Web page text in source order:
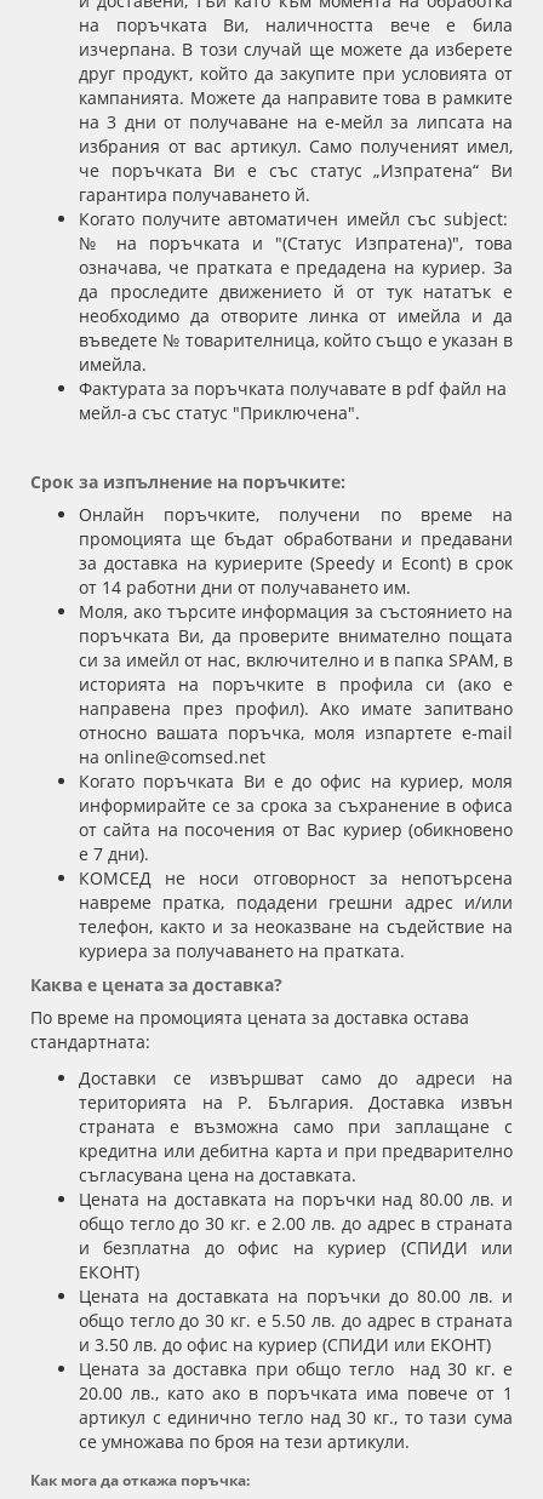
на поръчката Ви, наличността вече е била
изчерпана. В този случай ще можете да изберете
друг продукт, който да закупите при условията от
кампанията. Можете да направите това в рамките
на 3 дни от получаване на е-мейл за липсата на
избрания от вас артикул. Само полученият имел,
че поръчката Ви е със статус „Изпратена“ Ви
гарантира получаването й.
Когато получите автоматичен имейл със subject:
№ на поръчката и "(Статус Изпратена)", това
означава, че пратката е предадена на куриер. За
да проследите движението й от тук нататък е
необходимо да отворите линка от имейла и да
въведете № товарителница, който също е указан в
имейла.
Фактурата за поръчката получавате в pdf файл на
мейл-а със статус "Приключена".
Срок за изпълнение на поръчките:
Онлайн поръчките, получени по време на
промоцията ще бъдат обработвани и предавани
за доставка на куриерите (Speedy и Econt) в срок
от 14 работни дни от получаването им.
Моля, ако търсите информация за състоянието на
поръчката Ви, да проверите внимателно пощата
си за имейл от нас, включително и в папка SPAM, в
историята на поръчките в профила си (ако е
направена през профил). Ако имате запитвано
относно вашата поръчка, моля изпартете e-mail
на online@comsed.net
Когато поръчката Ви е до офис на куриер, моля
информирайте се за срока за съхранение в офиса
от сайта на посочения от Вас куриер (обикновено
е 7 дни).
КОМСЕД не носи отговорност за непотърсена
навреме пратка, подадени грешни адрес и/или
телефон, както и за неоказване на съдействие на
куриера за получаването на пратката.
Каква е цената за доставка?
По време на промоцията цената за доставка остава
стандартната:
Доставки се извършват само до адреси на
територията на Р. България. Доставка извън
страната е възможна само при заплащане с
кредитна или дебитна карта и при предварително
съгласувана цена на доставката.
Цената на доставката на поръчки над 80.00 лв. и
общо тегло до 30 кг. е 2.00 лв. до адрес в страната
и безплатна до офис на куриер (СПИДИ или
ЕКОНТ)
Цената на доставката на поръчки до 80.00 лв. и
общо тегло до 30 кг. е 5.50 лв. до адрес в страната
и 3.50 лв. до офис на куриер (СПИДИ или ЕКОНТ)
Цената за доставка при общо тегло над 30 кг. е
20.00 лв., като ако в поръчката има повече от 1
артикул с единично тегло над 30 кг., то тази сума
се умножава по броя на тези артикули.
Как мога да откажа поръчка: